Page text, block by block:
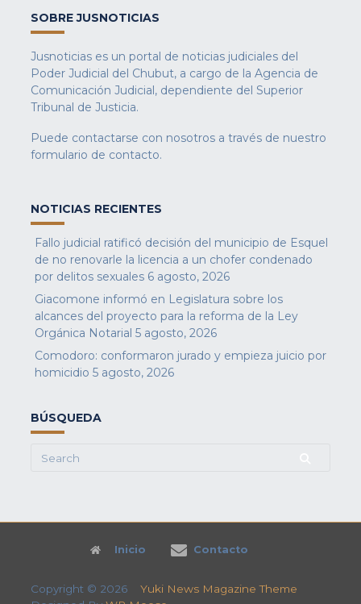
SOBRE JUSNOTICIAS
Jusnoticias es un portal de noticias judiciales del
Poder Judicial del Chubut, a cargo de la Agencia de
Comunicación Judicial, dependiente del Superior
Tribunal de Justicia.
Puede contactarse con nosotros a través de nuestro
formulario de contacto.
NOTICIAS RECIENTES
Fallo judicial ratificó decisión del municipio de Esquel
de no renovarle la licencia a un chofer condenado
por delitos sexuales 6 agosto, 2026
Giacomone informó en Legislatura sobre los
alcances del proyecto para la reforma de la Ley
Orgánica Notarial 5 agosto, 2026
Comodoro: conformaron jurado y empieza juicio por
homicidio 5 agosto, 2026
BÚSQUEDA
Search
Inicio Contacto
Copyright © 2026 Yuki News Magazine Theme